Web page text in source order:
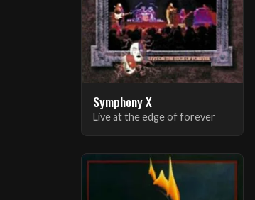
Symphony X
Live at the edge of forever